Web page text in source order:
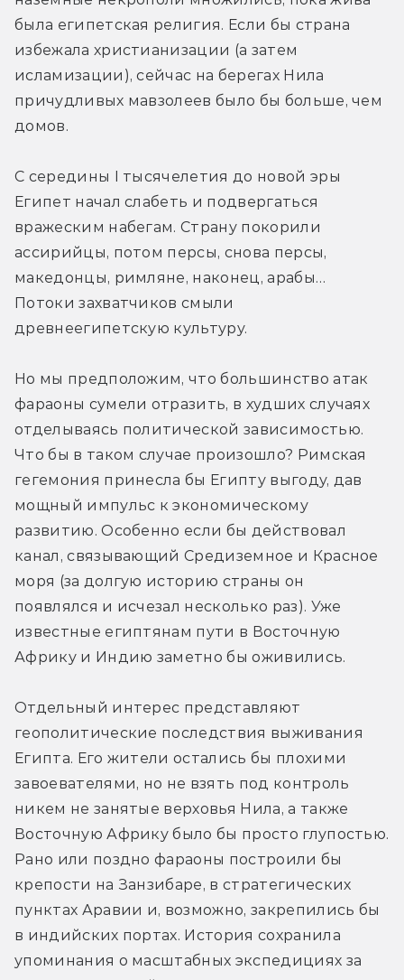
была египетская религия. Если бы страна
избежала христианизации (а затем
исламизации), сейчас на берегах Нила
причудливых мавзолеев было бы больше, чем
домов.
С середины I тысячелетия до новой эры
Египет начал слабеть и подвергаться
вражеским набегам. Страну покорили
ассирийцы, потом персы, снова персы,
македонцы, римляне, наконец, арабы…
Потоки захватчиков смыли
древнеегипетскую культуру.
Но мы предположим, что большинство атак
фараоны сумели отразить, в худших случаях
отделываясь политической зависимостью.
Что бы в таком случае произошло? Римская
гегемония принесла бы Египту выгоду, дав
мощный импульс к экономическому
развитию. Особенно если бы действовал
канал, связывающий Средиземное и Красное
моря (за долгую историю страны он
появлялся и исчезал несколько раз). Уже
известные египтянам пути в Восточную
Африку и Индию заметно бы оживились.
Отдельный интерес представляют
геополитические последствия выживания
Египта. Его жители остались бы плохими
завоевателями, но не взять под контроль
никем не занятые верховья Нила, а также
Восточную Африку было бы просто глупостью.
Рано или поздно фараоны построили бы
крепости на Занзибаре, в стратегических
пунктах Аравии и, возможно, закрепились бы
в индийских портах. История сохранила
упоминания о масштабных экспедициях за